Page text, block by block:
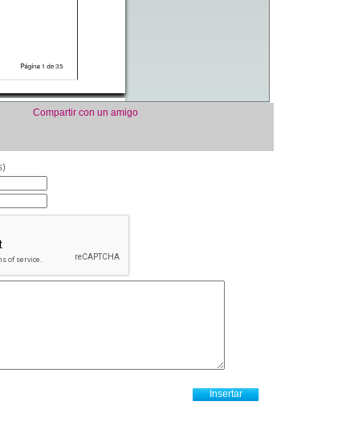
Compartir con un amigo